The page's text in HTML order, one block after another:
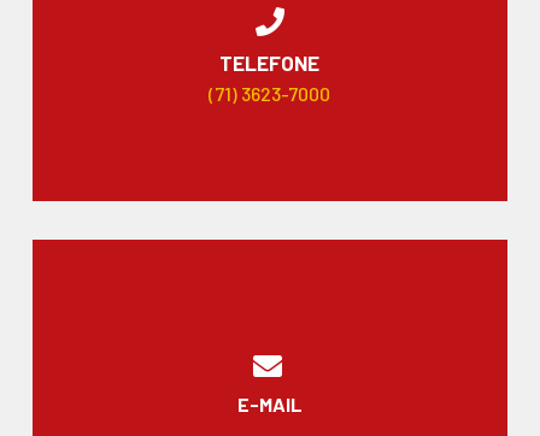
TELEFONE
(71) 3623-7000
E-MAIL